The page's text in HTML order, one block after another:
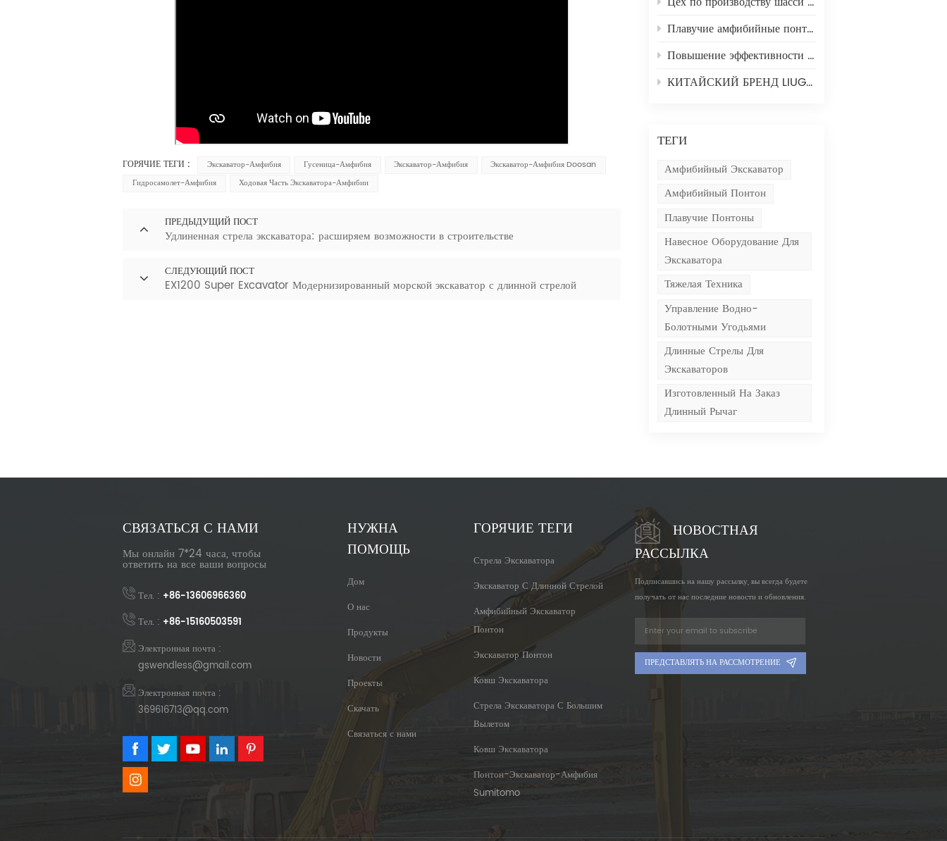
Плавучие амфибийные понтоны: революционизация проектов на водных путях с помощью передовых технологий.
Повышение эффективности работы: преимущества и области применения удлиненных рычагов станков Hengwei Machine.
КИТАЙСКИЙ БРЕНД LIUGONG LG913 СТРЕЛА ДЛЯ СНОСА С ВЫСОКИМ ВЫСОТОМ ВЫСОТА 13,5 М
ТЕГИ
Амфибийный Экскаватор
Амфибийный Понтон
Плавучие Понтоны
Навесное Оборудование Для
Экскаватора
Тяжелая Техника
Управление Водно-
Болотными Угодьями
Длинные Стрелы Для
Экскаваторов
Изготовленный На Заказ
Длинный Рычаг
ГОРЯЧИЕ ТЕГИ : Экскаватор-Амфибия Гусеница-Амфибия Экскаватор-Амфибия
Экскаватор-Амфибия Doosan
Гидросамолет-Амфибия
Ходовая Часть Экскаватора-Амфибии
ПРЕДЫДУЩИЙ ПОСТ
Удлиненная стрела экскаватора: расширяем возможности в строительстве
СЛЕДУЮЩИЙ ПОСТ
EX1200 Super Excavator Модернизированный морской экскаватор с длинной стрелой
СВЯЗАТЬСЯ С НАМИ
Мы онлайн 7*24 часа, чтобы
ответить на все ваши вопросы
Тел. : +86-13606966360
Тел. : +86-15160503591
Электронная почта :
gswendless@gmail.com
Электронная почта :
369616713@qq.com
НУЖНА
ПОМОЩЬ
Дом
О нас
Продукты
Новости
Проекты
Скачать
Связаться с нами
ГОРЯЧИЕ ТЕГИ
Стрела Экскаватора
Экскаватор С Длинной Стрелой
Амфибийный Экскаватор
Понтон
Экскаватор Понтон
Ковш Экскаватора
Стрела Экскаватора С Большим
Вылетом
Ковш Экскаватора
Понтон-Экскаватор-Амфибия
Sumitomo
НОВОСТНАЯ
РАССЫЛКА
Подписавшись на нашу рассылку, вы всегда будете
получать от нас последние новости и обновления.
ПРЕДСТАВЛЯТЬ НА РАССМОТРЕНИЕ